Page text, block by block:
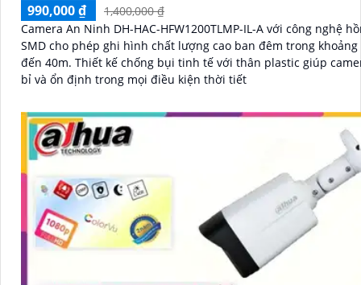
990,000 ₫
1,400,000 ₫
Camera An Ninh DH-HAC-HFW1200TLMP-IL-A với công nghệ
SMD cho phép ghi hình chất lượng cao ban đêm trong khoảng
đến 40m. Thiết kế chống bụi tinh tế với thân plastic giúp camera bền
bỉ và ổn định trong mọi điều kiện thời tiết